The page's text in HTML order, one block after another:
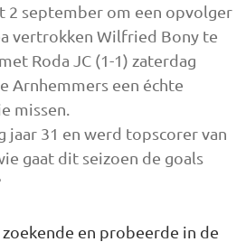
2 september om een opvolger
vertrokken Wil­fried Bony te
Roda JC (1-1) zaterdag
Arnhemmers een échte
mis­sen.
jaar 31 en werd topscorer van
gaat dit seizoen de goals
en probeerde in de